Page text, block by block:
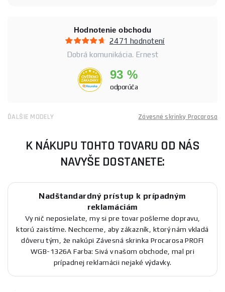
Hodnotenie obchodu
2471 hodnotení
Dobrá komunikácia. Ernest
93 %
odporúča
ĎALŠIE MODELY Závesné skrinky Procarosa
K NÁKUPU TOHTO TOVARU OD NÁS
NAVYŠE DOSTANETE:
Nadštandardný prístup k prípadným
reklamáciám
Vy nič neposielate, my si pre tovar pošleme dopravu,
ktorú zaistíme. Nechceme, aby zákazník, ktorý nám vkladá
dôveru tým, že nakúpi Závesná skrinka Procarosa PROFI
WGB-1326A Farba: Sivá v našom obchode, mal pri
prípadnej reklamácii nejaké výdavky.